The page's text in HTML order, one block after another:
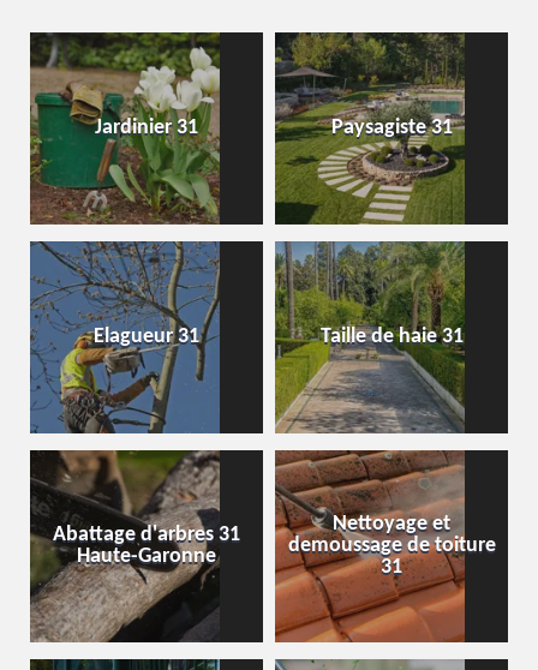
Jardinier 31 Paysagiste 31
Elagueur 31 Taille de haie 31
Abattage d'arbres 31
Haute-Garonne
Nettoyage et
demoussage de toiture
31